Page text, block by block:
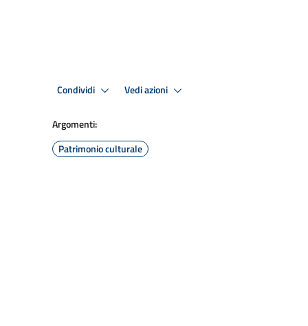
Condividi Vedi azioni
Argomenti:
Patrimonio culturale